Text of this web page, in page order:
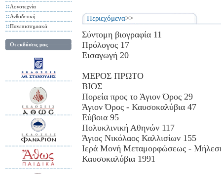
Λογοτεχνία
Ανθοδετική
Πανεπιστημιακά
Οι εκδόσεις μας
Περιεχόμενα>>
Σύντομη βιογραφία 11
Πρόλογος 17
Εισαγωγή 20
ΜΕΡΟΣ ΠΡΩΤΟ
ΒΙΟΣ
Πορεία προς το Άγιον Όρος 29
Άγιον Όρος - Καυσοκαλύβια 47
Εύβοια 95
Πολυκλινική Αθηνών 117
Άγιος Νικόλαος Καλλισίων 155
Ιερά Μονή Μεταμορφώσεως -
Καυσοκαλύβια 1991